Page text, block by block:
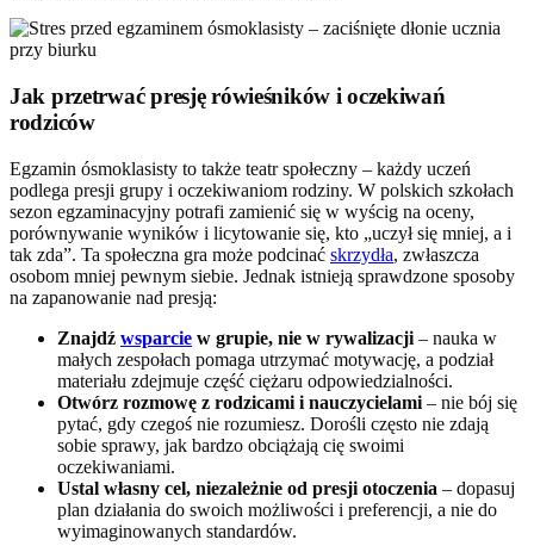
Jak przetrwać presję rówieśników i oczekiwań
rodziców
Egzamin ósmoklasisty to także teatr społeczny – każdy uczeń
podlega presji grupy i oczekiwaniom rodziny. W polskich szkołach
sezon egzaminacyjny potrafi zamienić się w wyścig na oceny,
porównywanie wyników i licytowanie się, kto „uczył się mniej, a i
tak zda”. Ta społeczna gra może podcinać skrzydła, zwłaszcza
osobom mniej pewnym siebie. Jednak istnieją sprawdzone sposoby
na zapanowanie nad presją:
Znajdź wsparcie w grupie, nie w rywalizacji – nauka w
małych zespołach pomaga utrzymać motywację, a podział
materiału zdejmuje część ciężaru odpowiedzialności.
Otwórz rozmowę z rodzicami i nauczycielami – nie bój się
pytać, gdy czegoś nie rozumiesz. Dorośli często nie zdają
sobie sprawy, jak bardzo obciążają cię swoimi
oczekiwaniami.
Ustal własny cel, niezależnie od presji otoczenia – dopasuj
plan działania do swoich możliwości i preferencji, a nie do
wyimaginowanych standardów.